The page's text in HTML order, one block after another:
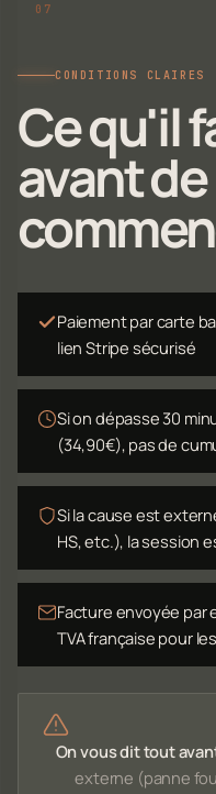
CONDITIONS CLAIRES
Ce qu'il
avant de
Paiement par carte
lien Stripe sécurisé
Si on dépasse 30
(34,90€), pas de
Si la cause est
HS, etc.), la session
Facture envoyée par
TVA française pour
On vous dit tout
externe (panne